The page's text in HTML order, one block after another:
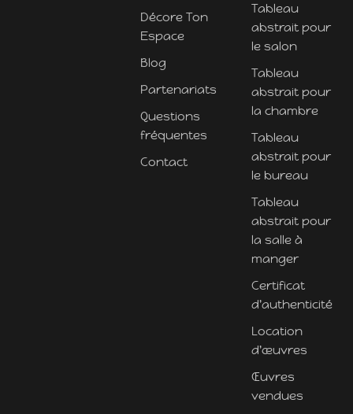
Décore Ton
Espace
Blog
Partenariats
Questions
fréquentes
Contact
Tableau
abstrait pour
le salon
Tableau
abstrait pour
la chambre
Tableau
abstrait pour
le bureau
Tableau
abstrait pour
la salle à
manger
Certificat
d'authenticité
Location
d'œuvres
Œuvres
vendues